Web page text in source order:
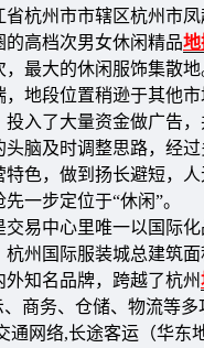
杭州市市辖区杭州市凤
高档次男女休闲精品地
最大的休闲服饰集散
地段位置稍逊于其他
入了大量资金做广告
脑及时调整思路，经
色，做到扬长避短，
一步定位于“休闲”。
易中心里唯一以国际
州国际服装城总建筑
知名品牌，跨越了杭州
商务、仓储、物流等
网络,长途客运（华